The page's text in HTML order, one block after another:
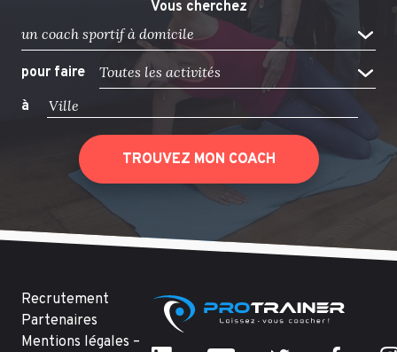
Vous cherchez
un coach sportif à domicile
pour faire
Toutes les activités
à
TROUVEZ MON COACH
Recrutement
Partenaires
Mentions légales –